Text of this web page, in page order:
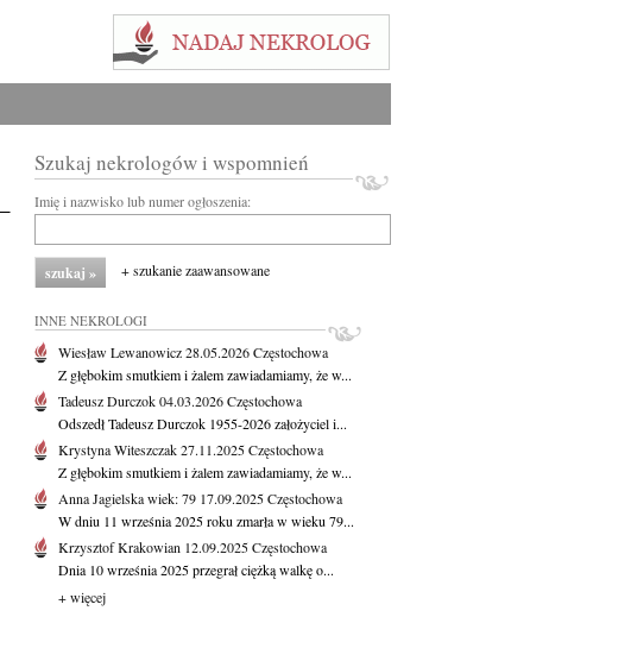
Szukaj nekrologów i wspomnień
Imię i nazwisko lub numer ogłoszenia:
+ szukanie zaawansowane
INNE NEKROLOGI
Wiesław Lewanowicz28.05.2026Częstochowa
Z głębokim smutkiem i żalem zawiadamiamy, że w...
Tadeusz Durczok04.03.2026Częstochowa
Odszedł Tadeusz Durczok 1955-2026 założyciel i...
Krystyna Witeszczak27.11.2025Częstochowa
Z głębokim smutkiem i żalem zawiadamiamy, że w...
Anna Jagielskawiek: 79 17.09.2025Częstochowa
W dniu 11 września 2025 roku zmarła w wieku 79...
Krzysztof Krakowian 12.09.2025Częstochowa
Dnia 10 września 2025 przegrał ciężką walkę o...
+ więcej